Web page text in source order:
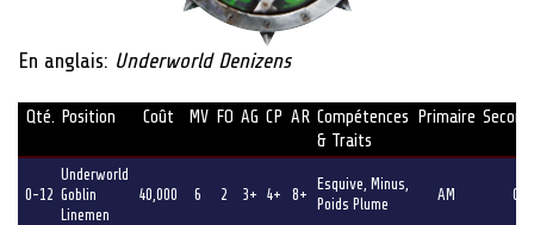
En anglais: Underworld Denizens
Qté. Position Coût MV FO AG CP AR Compétences
& Traits
Primaire
0-12
Underworld
Goblin
Linemen
40,000 6 2 3+ 4+ 8+
Esquive, Minus,
Poids Plume
AM GS